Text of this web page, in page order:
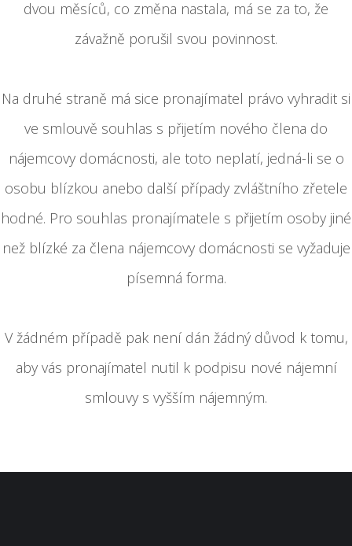
dvou měsíců, co změna nastala, má se za to, že
závažně porušil svou povinnost.
Na druhé straně má sice pronajímatel právo vyhradit si
ve smlouvě souhlas s přijetím nového člena do
nájemcovy domácnosti, ale toto neplatí, jedná-li se o
osobu blízkou anebo další případy zvláštního zřetele
hodné. Pro souhlas pronajímatele s přijetím osoby jiné
než blízké za člena nájemcovy domácnosti se vyžaduje
písemná forma.
V žádném případě pak není dán žádný důvod k tomu,
aby vás pronajímatel nutil k podpisu nové nájemní
smlouvy s vyšším nájemným.